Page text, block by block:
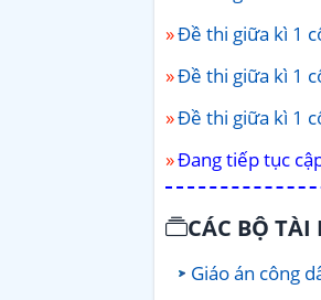
Đề thi giữa kì 1
Đề thi giữa kì 1
Đề thi giữa kì 1
Đang tiếp tục
CÁC BỘ TÀI
Giáo án công